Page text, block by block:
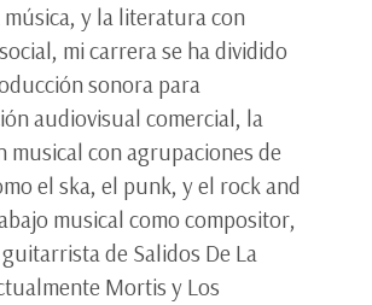
y la literatura con
mi carrera se ha dividido
sonora para
audiovisual comercial, la
musical con agrupaciones de
el ska, el punk, y el rock and
musical como compositor,
de Salidos De La
Mortis y Los